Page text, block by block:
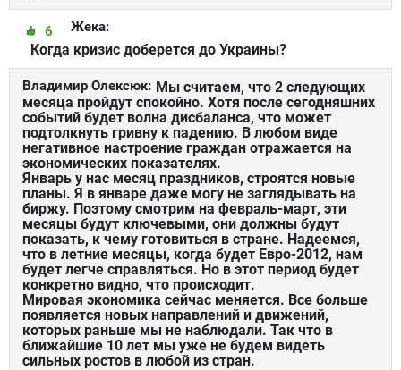
Жека:
6
Когда кризис доберется до Украины?
Владимир Олексюк: Мы считаем, что 2 следующих
месяца пройдут спокойно. Хотя после сегодняшних
событий будет волна дисбаланса, что может
подтолкнуть гривну к падению. В любом виде
негативное настроение граждан отражается на
экономических показателях.
Январь у нас месяц праздников, строятся новые
планы. Я в январе даже могу не заглядывать на
биржу. Поэтому смотрим на февраль-март, эти
месяцы будут ключевыми, они должны будут
показать, к чему готовиться в стране. Надеемся,
что в летние месяцы, когда будет Евро-2012, нам
будет легче справляться. Но в этот период будет
конкретно видно, что происходит.
Мировая экономика сейчас меняется. Все больше
появляется новых направлений и движений,
которых раньше мы не наблюдали. Так что в
ближайшие 10 лет мы уже не будем видеть
сильных ростов в любой из стран.